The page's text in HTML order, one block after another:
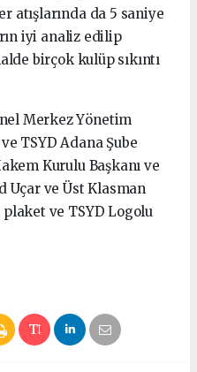
atışlarında da 5 saniye
iyi analiz edilip
birçok kulüp sıkıntı
Merkez Yönetim
TSYD Adana Şube
Kurulu Başkanı ve
Uçar ve Üst Klasman
plaket ve TSYD Logolu